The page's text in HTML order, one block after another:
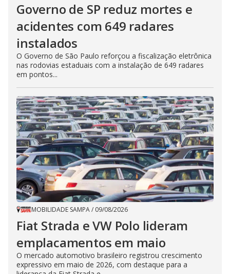
Governo de SP reduz mortes e
acidentes com 649 radares
instalados
O Governo de São Paulo reforçou a fiscalização eletrônica
nas rodovias estaduais com a instalação de 649 radares
em pontos...
MOBILIDADE SAMPA/ 09/08/2026
Fiat Strada e VW Polo lideram
emplacamentos em maio
O mercado automotivo brasileiro registrou crescimento
expressivo em maio de 2026, com destaque para a